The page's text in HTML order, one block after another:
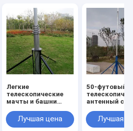
Легкие
телескопические
мачты и башни
мачты и столбы
антенн Аппарат
Лучшая цена
50-футовый
антенный
столб
Лучшая